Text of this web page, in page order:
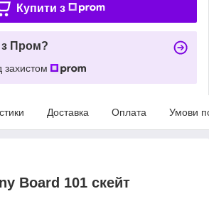
Купити з
з Пром?
захистом
Доставка Оплата Умови
Board 101 скейт